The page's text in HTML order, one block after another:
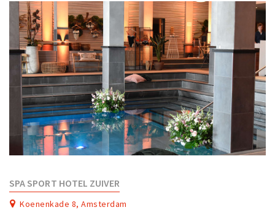
Magazine
Columns
Interviews
Hello Zuidas Articles
About Hello Zuidas
Programme
Membership
Partner Apps
SPA SPORT HOTEL ZUIVER
Koenenkade 8, Amsterdam